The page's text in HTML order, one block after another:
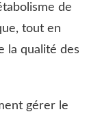
de
tout en
la qualité des
gérer le